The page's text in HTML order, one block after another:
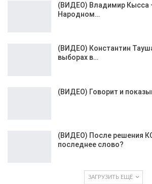
(ВИДЕО) Владимир Кысса
Народном…
(ВИДЕО) Константин
выборах в…
(ВИДЕО) Говорит и
(ВИДЕО) После решения
последнее слово?
ЗАГРУЗИТЬ ЕЩЁ